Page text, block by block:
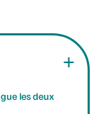
les deux